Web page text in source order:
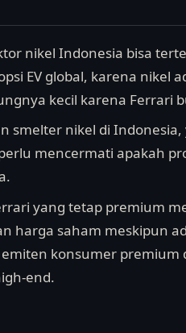
nikel Indonesia bisa
EV global, karena nikel
kecil karena Ferrari
smelter nikel di
mencermati apakah
yang tetap premium
harga saham meskipun
konsumer premium
end.